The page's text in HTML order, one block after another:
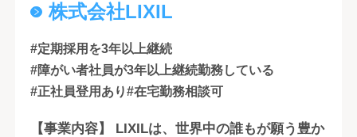
株式会社LIXIL
#定期採用を3年以上継続
#障がい者社員が3年以上継続勤務している
#正社員登用あり#在宅勤務相談可
【事業内容】 LIXILは、世界中の誰もが願う豊か